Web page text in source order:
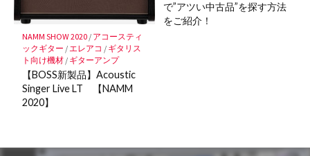
NAMM SHOW 2020/ アコースティ
ックギター / エレアコ / ギタリス
ト向け機材/ ギターアンプ
【BOSS新製品】Acoustic
Singer Live LT 【NAMM
2020】
で”アツい中古品”を探す方法
をご紹介！